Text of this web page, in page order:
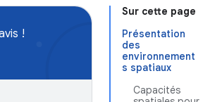
Sur cette page
Présentation
des
environnement
s spatiaux
Capacités
!